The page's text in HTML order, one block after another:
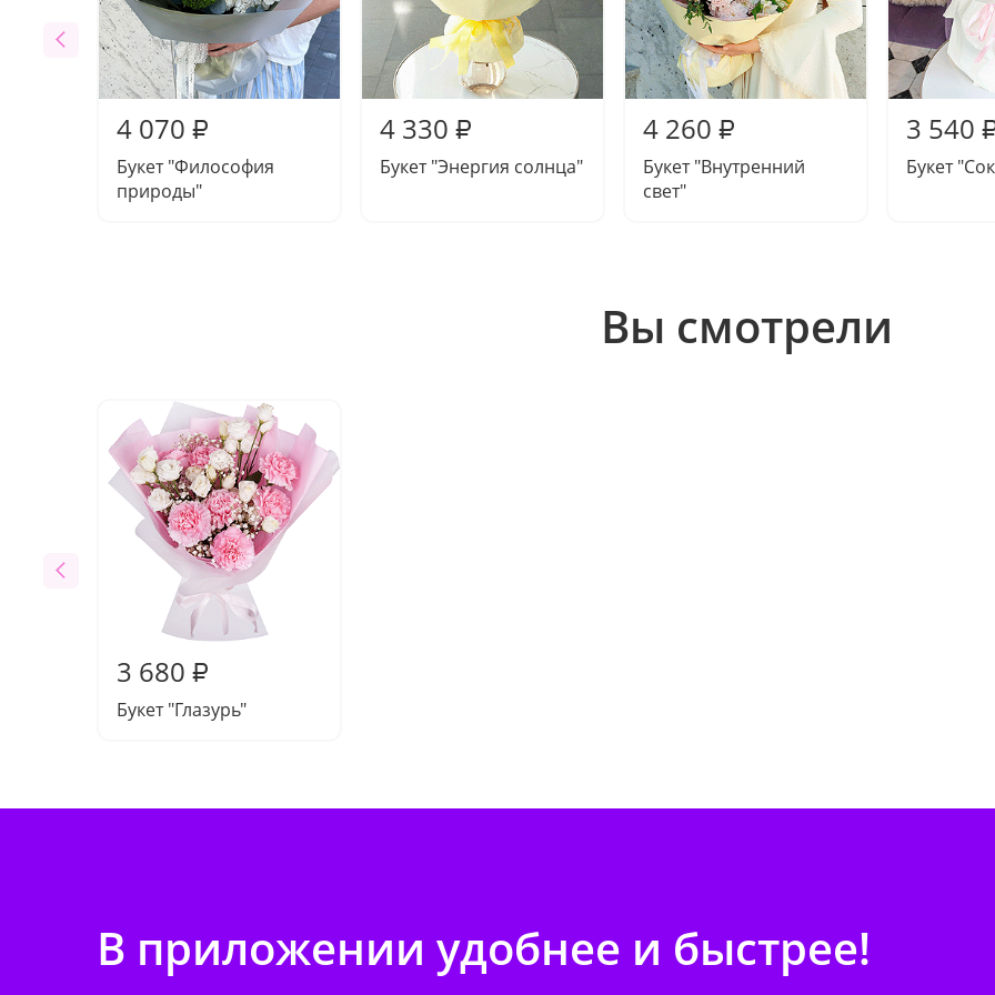
4 070 ₽
Букет "Философия
природы"
4 330 ₽
Букет "Энергия солнца"
4 260 ₽
Букет "Внутренний
свет"
3 540
Букет
Вы смотрели
3 680 ₽
Букет "Глазурь"
В приложении удобнее и быстрее!